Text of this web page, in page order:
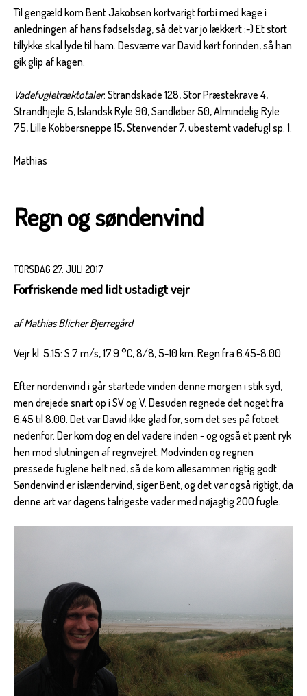
Til gengæld kom Bent Jakobsen kortvarigt forbi med kage i
anledningen af hans fødselsdag, så det var jo lækkert :-) Et stort
tillykke skal lyde til ham. Desværre var David kørt forinden, så han
gik glip af kagen.
Vadefugletræktotaler: Strandskade 128, Stor Præstekrave 4,
Strandhjejle 5, Islandsk Ryle 90, Sandløber 50, Almindelig Ryle
75, Lille Kobbersneppe 15, Stenvender 7, ubestemt vadefugl sp. 1.
Mathias
Regn og søndenvind
TORSDAG 27. JULI 2017
Forfriskende med lidt ustadigt vejr
af Mathias Blicher Bjerregård
Vejr kl. 5.15: S 7 m/s, 17.9 °C, 8/8, 5-10 km. Regn fra 6.45-8.00
Efter nordenvind i går startede vinden denne morgen i stik syd,
men drejede snart op i SV og V. Desuden regnede det noget fra
6.45 til 8.00. Det var David ikke glad for, som det ses på fotoet
nedenfor. Der kom dog en del vadere inden - og også et pænt ryk
hen mod slutningen af regnvejret. Modvinden og regnen
pressede fuglene helt ned, så de kom allesammen rigtig godt.
Søndenvind er islændervind, siger Bent, og det var også rigtigt, da
denne art var dagens talrigeste vader med nøjagtig 200 fugle.